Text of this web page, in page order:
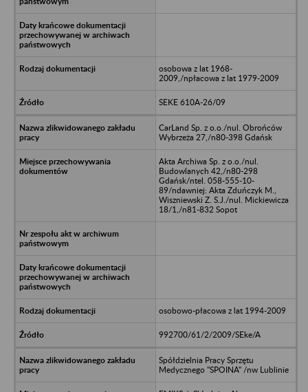
osobowa z lat 1968-
2009,/npłacowa z lat 1979-2009
SEKE 610A-26/09
CarLand Sp. z o.o./nul. Obrońców
Wybrzeża 27,/n80-398 Gdańsk
Akta Archiwa Sp. z o.o./nul.
Budowlanych 42,/n80-298
Gdańsk/ntel. 058-555-10-
89/ndawniej: Akta Zduńczyk M.,
Wiszniewski Z. S.J./nul. Mickiewicza
18/1,/n81-832 Sopot
osobowo-płacowa z lat 1994-2009
992700/61/2/2009/SEke/A
Spółdzielnia Pracy Sprzętu
Medycznego "SPOINA" /nw Lublinie